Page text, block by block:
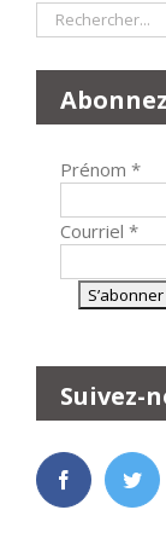
Rechercher:
Prénom *
Courriel *
Suivez-